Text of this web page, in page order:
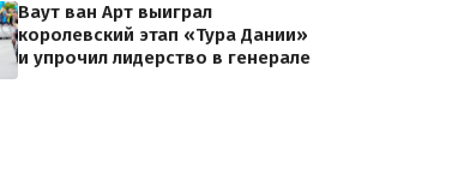
Ваут ван Арт выиграл
королевский этап «Тура Дании»
и упрочил лидерство в генерале